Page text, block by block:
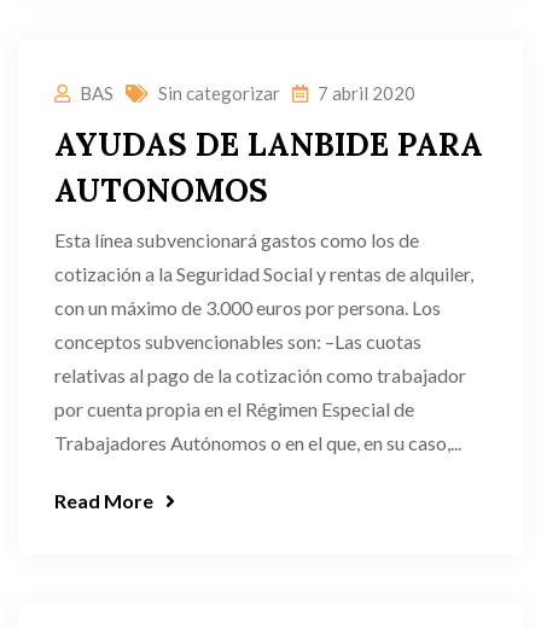
BAS Sin categorizar 7 abril 2020
AYUDAS DE LANBIDE PARA
AUTONOMOS
Esta línea subvencionará gastos como los de
cotización a la Seguridad Social y rentas de alquiler,
con un máximo de 3.000 euros por persona. Los
conceptos subvencionables son: –Las cuotas
relativas al pago de la cotización como trabajador
por cuenta propia en el Régimen Especial de
Trabajadores Autónomos o en el que, en su caso,...
Read More